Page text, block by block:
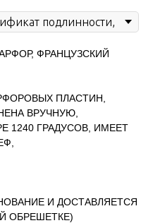
ФРАНЦУЗСКИЙ
ПЛАСТИН,
ВРУЧНУЮ,
1240 ГРАДУСОВ, ИМЕЕТ
И ДОСТАВЛЯЕТСЯ
ОБРЕШЕТКЕ)